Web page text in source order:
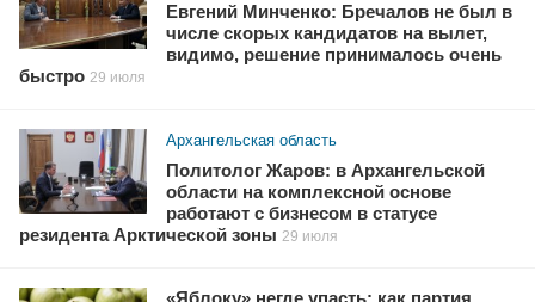
Евгений Минченко: Бречалов не был в
числе скорых кандидатов на вылет,
видимо, решение принималось очень
быстро 29 июля
Архангельская область
Политолог Жаров: в Архангельской
области на комплексной основе
работают с бизнесом в статусе
резидента Арктической зоны 29 июля